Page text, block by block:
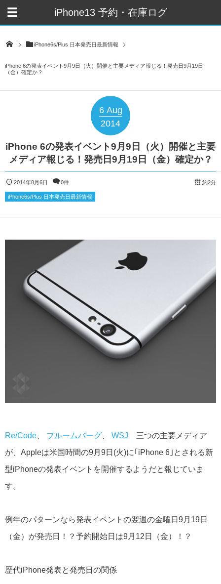
iPhone13 予約・在庫ログ
iPhone6s/Plus 日本発売日最新情報
iPhone 6の発表イベント9月9日（火）開催と主要メディア報じる！発売日9月19日
（金）確定か？
6 Aug
2014
iPhone 6の発表イベント9月9日（火）開催と主要
メディア報じる！発売日9月19日（金）確定か？
2014年8月6日 0件 約2分
iPhone6s/Plus 日本発売日最新情報
Re/Code ブルームバーグ WSJ 三つの主要メディア
が、Appleは米国時間の9月9日(火)に｢iPhone 6｣とされる新
型iPhoneの発表イベントを開催するようだと報じていま
す。
例年のパターンなら発表イベントの翌週の金曜日9月19日
（金）が発売日！？予約開始日は9月12日（金）！？
歴代iPhone発表と発売日の関係